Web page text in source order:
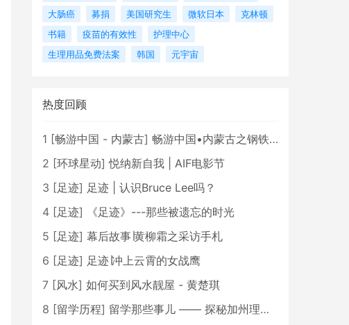
大肠癌
募捐 美国研究生 微软日本
克林顿
书籍
疫苗的有效性
护理中心
生理用品免费法案
韩国 元宇宙
热度回顾
1 [畅游中国 - 内蒙古] 畅游中国•内蒙古之钢铁骄子，魅力包头
2 [环球星动] 悦纳新自我 | AIF电影节
3 [足迹] 足迹 | 认识Bruce Lee吗？
4 [足迹]
《足迹》---那些被遗忘的时光
5 [足迹] 幕后故事∣黄柳霜之采访手札
6 [足迹] 足迹∣冲上云霄的女战鹰
7 [风水] 如何买到风水靓屋 - 黄楚琪
8 [留学历程] 留学那些事儿 —— 探秘加州理工学院Caltech博士生活 [上集]